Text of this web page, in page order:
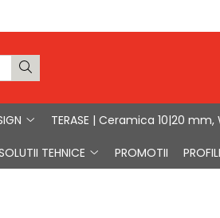
TERASE | Ceramica 10|20 mm,
TEHNICE PROMOTII